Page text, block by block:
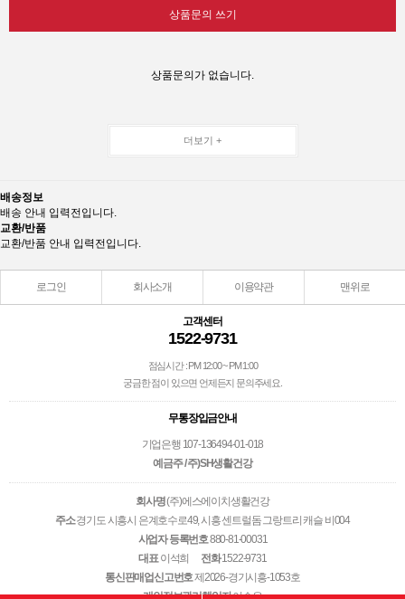
상품문의 쓰기
상품문의가 없습니다.
더보기 +
배송정보
배송 안내 입력전입니다.
교환/반품
교환/반품 안내 입력전입니다.
로그인 회사소개 이용약관 맨위로
고객센터
1522-9731
점심시간 : PM 12:00 ~ PM 1:00
궁금한 점이 있으면 언제든지 문의주세요.
무통장입금안내
기업은행 107-136494-01-018
예금주 / 주)SH생활건강
회사명(주)에스에이치생활건강
주소경기도 시흥시 은계호수로49, 시흥 센트럴돔 그랑트리 캐슬 비004
사업자 등록번호880-81-00031
대표 이석희 전화1522-9731
통신판매업신고번호제2026-경기시흥-1053호
개인정보관리책임자이승우